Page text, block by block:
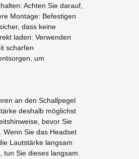
Achten Sie darauf,
Montage: Befestigen
dass keine
laden: Verwenden
scharfen
um
an den Schallpegel
deshalb möglichst
bevor Sie
Wenn Sie das Headset
Lautstärke langsam
tun Sie dieses langsam.